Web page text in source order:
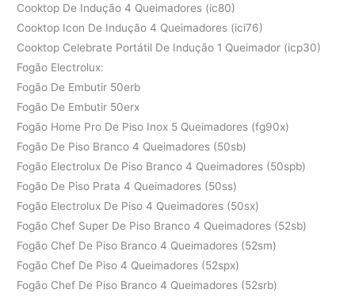
Cooktop De Indução 4 Queimadores (ic80)
Cooktop Icon De Indução 4 Queimadores (ici76)
Cooktop Celebrate Portátil De Indução 1 Queimador (icp30)
Fogão Electrolux:
Fogão De Embutir 50erb
Fogão De Embutir 50erx
Fogão Home Pro De Piso Inox 5 Queimadores (fg90x)
Fogão De Piso Branco 4 Queimadores (50sb)
Fogão Electrolux De Piso Branco 4 Queimadores (50spb)
Fogão De Piso Prata 4 Queimadores (50ss)
Fogão Electrolux De Piso 4 Queimadores (50sx)
Fogão Chef Super De Piso Branco 4 Queimadores (52sb)
Fogão Chef De Piso Branco 4 Queimadores (52sm)
Fogão Chef De Piso 4 Queimadores (52spx)
Fogão Chef De Piso Branco 4 Queimadores (52srb)